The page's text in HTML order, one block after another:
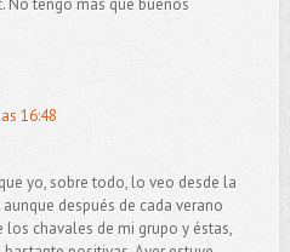
16:48
yo, sobre todo, lo veo desde la
después de cada verano
chavales de mi grupo y éstas,